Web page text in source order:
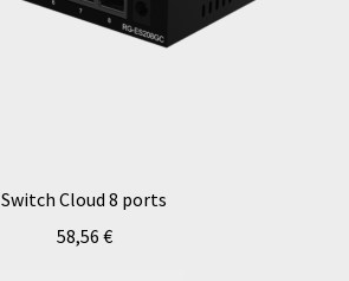
Switch Cloud 8 ports
58,56 €